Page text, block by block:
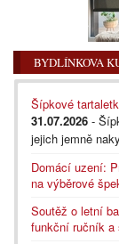
BYDLÍNKOVA
Šípkové
31.07.2026 -
jejich jemně
Domácí uzení:
na výběrové
Soutěž o letní
funkční ručník a